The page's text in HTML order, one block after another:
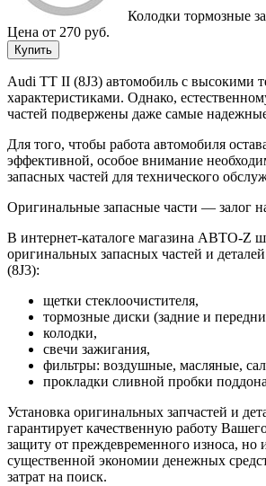
Колодки тормозные
Цена от 270 руб.
Купить
Audi TT II (8J3) автомобиль с высокими
характеристиками. Однако,
частей подвержены даже самые
Для того, чтобы работа автомобиля
эффективной, особое внимание
запасных частей для технического
Оригинальные запасные части — залог
В интернет-каталоге магазина АВТО-Z
оригинальных запасных частей и
(8J3):
щетки стеклоочистителя,
тормозные диски (задние и
колодки,
свечи зажигания,
фильтры: воздушные, масляные,
прокладки сливной пробки
Установка оригинальных запчастей и
гарантирует качественную работу
защиту от преждевременного износа, но
существенной экономии денежных
затрат на поиск.